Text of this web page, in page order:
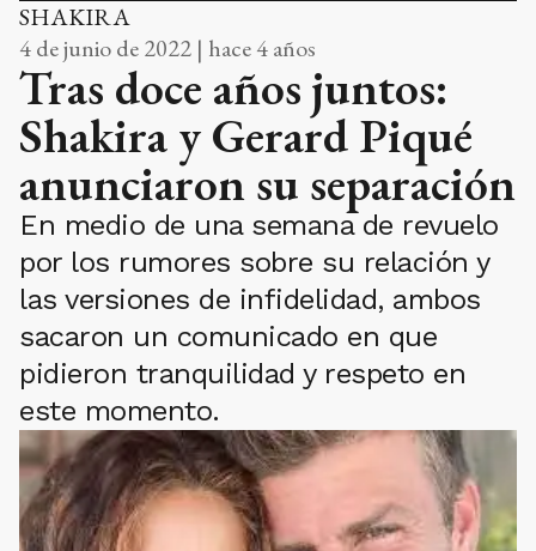
SHAKIRA
4 de junio de 2022 | hace 4 años
Tras doce años juntos:
Shakira y Gerard Piqué
anunciaron su separación
En medio de una semana de revuelo
por los rumores sobre su relación y
las versiones de infidelidad, ambos
sacaron un comunicado en que
pidieron tranquilidad y respeto en
este momento.